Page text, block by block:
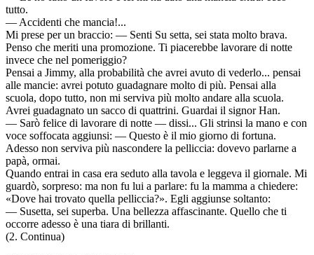
tutto.
— Accidenti che mancia!...
Mi prese per un braccio: — Senti Su setta, sei stata molto brava.
Penso che meriti una promozione. Ti piacerebbe lavorare di notte
invece che nel pomeriggio?
Pensai a Jimmy, alla probabilità che avrei avuto di vederlo... pensai
alle mancie: avrei potuto guadagnare molto di più. Pensai alla
scuola, dopo tutto, non mi serviva più molto andare alla scuola.
Avrei guadagnato un sacco di quattrini. Guardai il signor Han.
— Sarò felice di lavorare di notte — dissi... Gli strinsi la mano e con
voce soffocata aggiunsi: — Questo è il mio giorno di fortuna.
Adesso non serviva più nascondere la pelliccia: dovevo parlarne a
papà, ormai.
Quando entrai in casa era seduto alla tavola e leggeva il giornale. Mi
guardò, sorpreso: ma non fu lui a parlare: fu la mamma a chiedere:
«Dove hai trovato quella pelliccia?». Egli aggiunse soltanto:
— Susetta, sei superba. Una bellezza affascinante. Quello che ti
occorre adesso è una tiara di brillanti.
(2. Continua)